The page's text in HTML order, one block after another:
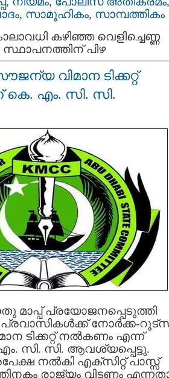
, സാമൂഹികം, സാമ്പത്തികം
കഴിഞ്ഞ വെളിച്ചെണ്ണ
പിഴ
വിമാന ടിക്കറ്റ്
എം. സി. സി.
പ്രയോജനപ്പെടുത്തി
പ്രവാസികൾക്ക് നോർക്ക-
ടിക്കറ്റ് നൽകണം എന്ന്
സി. സി. ആവശ്യപ്പെട്ടു.
നൽകി എക്സിറ്റ് പാസ്സ്
രാജ്യം വിടണം